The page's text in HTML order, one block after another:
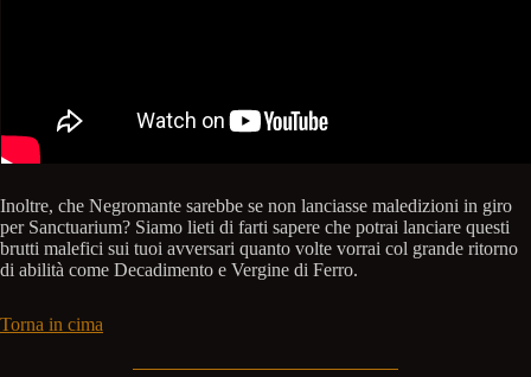
Inoltre, che Negromante sarebbe se non lanciasse maledizioni in giro
per Sanctuarium? Siamo lieti di farti sapere che potrai lanciare questi
brutti malefici sui tuoi avversari quanto volte vorrai col grande ritorno
di abilità come Decadimento e Vergine di Ferro.
Torna in cima